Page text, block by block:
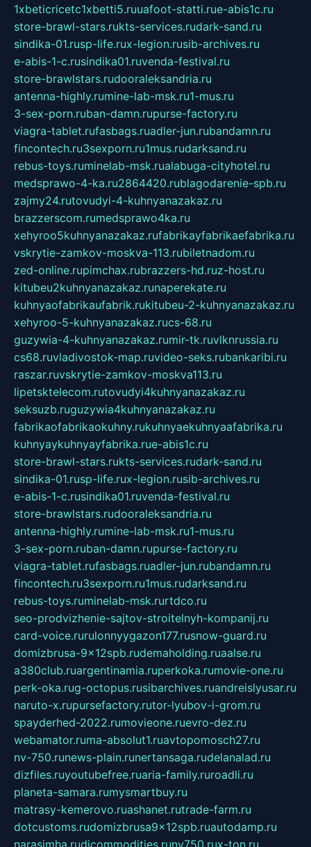
1xbeticricetc1xbetti5.ruuafoot-statti.rue-abis1c.ru
store-brawl-stars.rukts-services.rudark-sand.ru
sindika-01.rusp-life.rux-legion.rusib-archives.ru
e-abis-1-c.rusindika01.ruvenda-festival.ru
store-brawlstars.rudooraleksandria.ru
antenna-highly.rumine-lab-msk.ru1-mus.ru
3-sex-porn.ruban-damn.rupurse-factory.ru
viagra-tablet.rufasbags.ruadler-jun.rubandamn.ru
fincontech.ru3sexporn.ru1mus.rudarksand.ru
rebus-toys.ruminelab-msk.rualabuga-cityhotel.ru
medsprawo-4-ka.ru2864420.rublagodarenie-spb.ru
zajmy24.rutovudyi-4-kuhnyanazakaz.ru
brazzerscom.rumedsprawo4ka.ru
xehyroo5kuhnyanazakaz.rufabrikayfabrikaefabrika.ru
vskrytie-zamkov-moskva-113.rubiletnadom.ru
zed-online.rupimchax.rubrazzers-hd.ruz-host.ru
kitubeu2kuhnyanazakaz.runaperekate.ru
kuhnyaofabrikaufabrik.rukitubeu-2-kuhnyanazakaz.ru
xehyroo-5-kuhnyanazakaz.rucs-68.ru
guzywia-4-kuhnyanazakaz.rumir-tk.ruvlknrussia.ru
cs68.ruvladivostok-map.ruvideo-seks.rubankaribi.ru
raszar.ruvskrytie-zamkov-moskva113.ru
lipetsktelecom.rutovudyi4kuhnyanazakaz.ru
seksuzb.ruguzywia4kuhnyanazakaz.ru
fabrikaofabrikaokuhny.rukuhnyaekuhnyaafabrika.ru
kuhnyaykuhnyayfabrika.rue-abis1c.ru
store-brawl-stars.rukts-services.rudark-sand.ru
sindika-01.rusp-life.rux-legion.rusib-archives.ru
e-abis-1-c.rusindika01.ruvenda-festival.ru
store-brawlstars.rudooraleksandria.ru
antenna-highly.rumine-lab-msk.ru1-mus.ru
3-sex-porn.ruban-damn.rupurse-factory.ru
viagra-tablet.rufasbags.ruadler-jun.rubandamn.ru
fincontech.ru3sexporn.ru1mus.rudarksand.ru
rebus-toys.ruminelab-msk.rurtdco.ru
seo-prodvizhenie-sajtov-stroitelnyh-kompanij.ru
card-voice.rurulonnyygazon177.rusnow-guard.ru
domizbrusa-9x12spb.rudemaholding.ruaalse.ru
a380club.ruargentinamia.ruperkoka.rumovie-one.ru
perk-oka.rug-octopus.rusibarchives.ruandreislyusar.ru
naruto-x.rupursefactory.rutor-lyubov-i-grom.ru
spayderhed-2022.rumovieone.ruevro-dez.ru
webamator.ruma-absolut1.ruavtopomosch27.ru
nv-750.runews-plain.runertansaga.rudelanalad.ru
dizfiles.ruyoutubefree.ruaria-family.ruroadli.ru
planeta-samara.rumysmartbuy.ru
matrasy-kemerovo.ruashanet.rutrade-farm.ru
dotcustoms.rudomizbrusa9x12spb.ruautodamp.ru